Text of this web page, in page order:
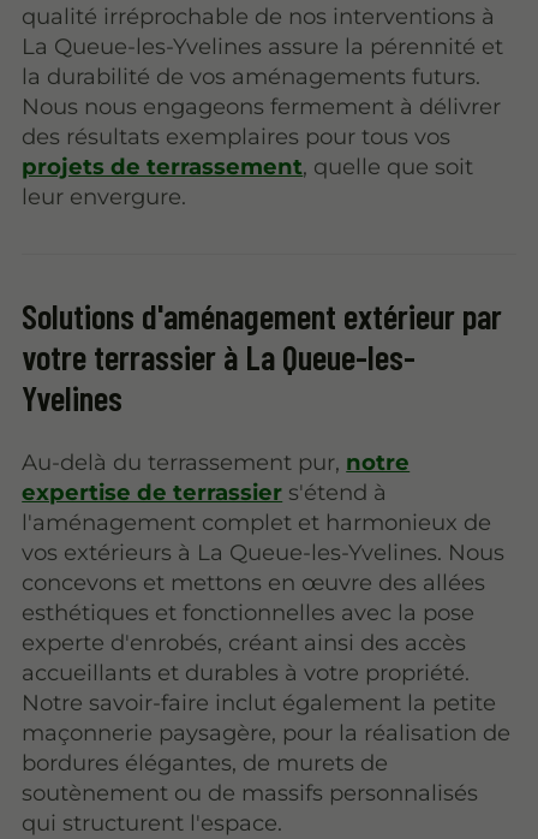
qualité irréprochable de nos interventions à
La Queue-les-Yvelines assure la pérennité et
la durabilité de vos aménagements futurs.
Nous nous engageons fermement à délivrer
des résultats exemplaires pour tous vos
projets de terrassement, quelle que soit
leur envergure.
Solutions d'aménagement extérieur par
votre terrassier à La Queue-les-
Yvelines
Au-delà du terrassement pur, notre
expertise de terrassier s'étend à
l'aménagement complet et harmonieux de
vos extérieurs à La Queue-les-Yvelines. Nous
concevons et mettons en œuvre des allées
esthétiques et fonctionnelles avec la pose
experte d'enrobés, créant ainsi des accès
accueillants et durables à votre propriété.
Notre savoir-faire inclut également la petite
maçonnerie paysagère, pour la réalisation de
bordures élégantes, de murets de
soutènement ou de massifs personnalisés
qui structurent l'espace.